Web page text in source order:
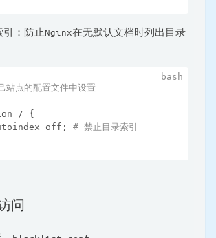
引：防止Nginx在无默认文档时列出目录
站点的配置文件中设置
/ {
off;
# 禁止目录索引
问